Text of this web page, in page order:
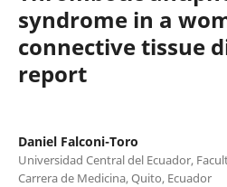
syndrome in a
connective tissue
report
Daniel Falconi-Toro
Universidad Central del Ecuador,
Carrera de Medicina, Quito, Ecuador